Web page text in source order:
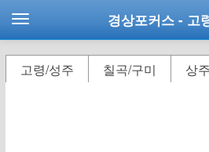
경상포커스 - 고
고령/성주 칠곡/구미 상